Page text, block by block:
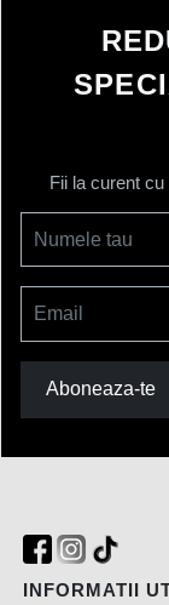
Fii la curent
Numele tau
Email
Aboneaza-te
INFORMATII